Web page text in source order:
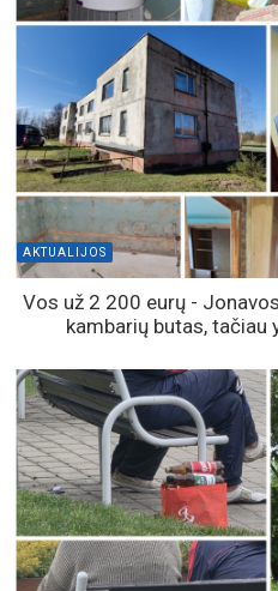
AKTUALIJOS
Vos už 2 200 eurų -
kambarių butas, tačiau